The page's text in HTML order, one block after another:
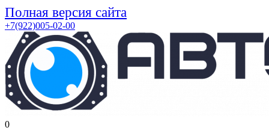
Полная версия сайта
+7(922)005-02-00
0